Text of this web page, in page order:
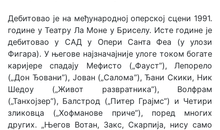
Дебитовао је на међународној оперској сцени 1991.
године у Театру Ла Моне у Бриселу. Исте године је
дебитовао у САД у Опери Санта Феа (у улози
Фигара). У његове најзначајније улоге током богате
каријере спадају Мефисто („Фауст”), Лепорело
(„Дон Ђовани”), Јован („Салома”), Ђани Скики, Ник
Шедоу („Живот развратника”), Волфрам
(„Танхојзер”), Балстрод („Питер Грајмс”) и Четири
зликовца („Хофманове приче”), поред многих
других. „Његов Вотан, Закс, Скарпија, нису само